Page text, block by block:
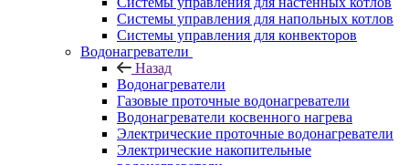
Системы управления для напольных котлов
Системы управления для конвекторов
Водонагреватели
Назад
Водонагреватели
Газовые проточные водонагреватели
Водонагреватели косвенного нагрева
Электрические проточные водонагреватели
Электрические накопительные